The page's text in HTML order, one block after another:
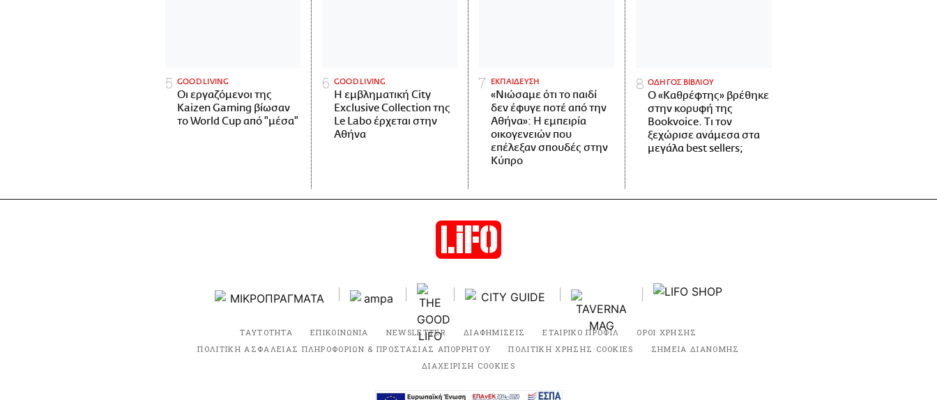
GOOD LIVING
Οι εργαζόμενοι της
Kaizen Gaming βίωσαν
το World Cup από "μέσα"
GOOD LIVING
Η εμβληματική City
Exclusive Collection της
Le Labo έρχεται στην
Αθήνα
ΕΚΠΑΙΔΕΥΣΗ
«Νιώσαμε ότι το παιδί
δεν έφυγε ποτέ από την
Αθήνα»: Η εμπειρία
οικογενειών που
επέλεξαν σπουδές στην
Κύπρο
ΟΔΗΓΟΣ ΒΙΒΛΙΟΥ
Ο «Καθρέφτης» βρέθηκε
στην κορυφή της
Bookvoice. Τι τον
ξεχώρισε ανάμεσα στα
μεγάλα best sellers;
ΤΑΥΤΟΤΗΤΑ ΕΠΙΚΟΙΝΩΝΙΑ NEWSLETTER ΔΙΑΦΗΜΙΣΕΙΣ ΕΤΑΙΡΙΚΟ ΠΡΟΦΙΛ
ΟΡΟΙ ΧΡΗΣΗΣ
ΠΟΛΙΤΙΚΗ ΑΣΦΑΛΕΙΑΣ ΠΛΗΡΟΦΟΡΙΩΝ & ΠΡΟΣΤΑΣΙΑΣ ΑΠΟΡΡΗΤΟΥ
ΠΟΛΙΤΙΚΗ ΧΡΗΣΗΣ COOKIES
ΣΗΜΕΙΑ ΔΙΑΝΟΜΗΣ
ΔΙΑΧΕΙΡΙΣΗ COOKIES